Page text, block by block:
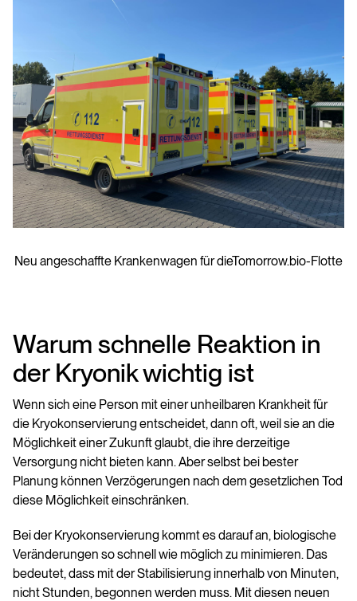
Neu angeschaffte Krankenwagen für dieTomorrow.bio-Flotte
Warum schnelle Reaktion in
der Kryonik wichtig ist
Wenn sich eine Person mit einer unheilbaren Krankheit für
die Kryokonservierung entscheidet, dann oft, weil sie an die
Möglichkeit einer Zukunft glaubt, die ihre derzeitige
Versorgung nicht bieten kann. Aber selbst bei bester
Planung können Verzögerungen nach dem gesetzlichen Tod
diese Möglichkeit einschränken.
Bei der Kryokonservierung kommt es darauf an, biologische
Veränderungen so schnell wie möglich zu minimieren. Das
bedeutet, dass mit der Stabilisierung innerhalb von Minuten,
nicht Stunden, begonnen werden muss. Mit diesen neuen